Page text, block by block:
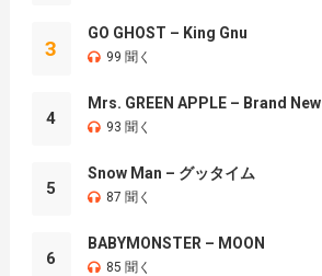
3
GO GHOST – King Gnu
99 聞く
4
Mrs. GREEN APPLE – Brand New
93 聞く
5
Snow Man – グッタイム
87 聞く
6
BABYMONSTER – MOON
85 聞く